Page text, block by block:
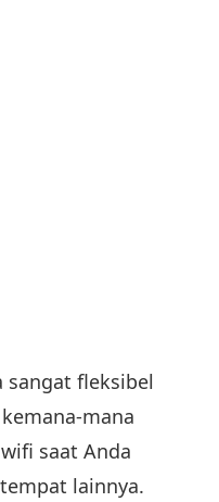
sangat fleksibel
mana
saat Anda
lainnya.